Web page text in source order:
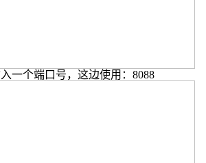
一个端口号，这边使用： 8088